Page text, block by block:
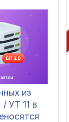
из
УТ 11 в